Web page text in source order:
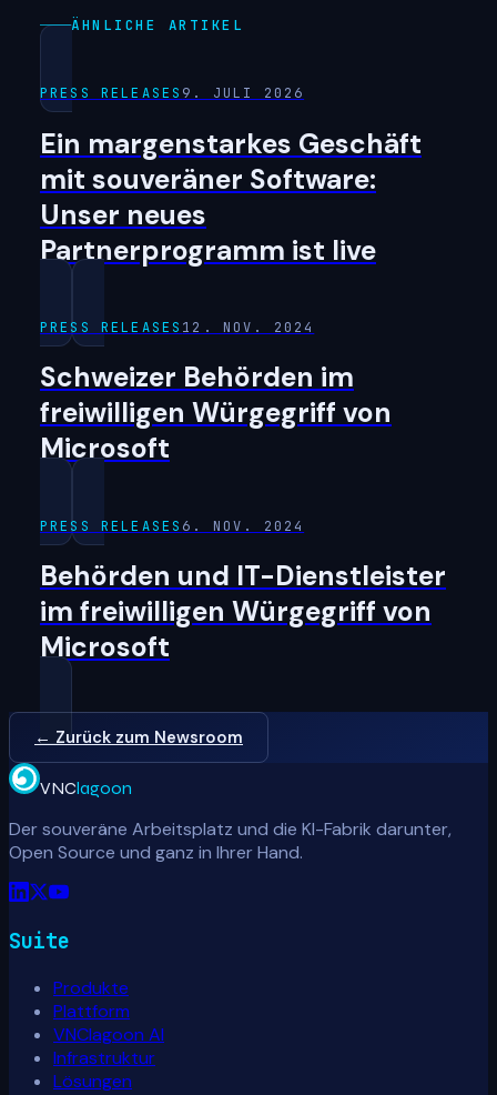
ÄHNLICHE ARTIKEL
PRESS RELEASES 9. JULI 2026
Ein margenstarkes Geschäft
mit souveräner Software:
Unser neues
Partnerprogramm ist live
PRESS RELEASES 12. NOV. 2024
Schweizer Behörden im
freiwilligen Würgegriff von
Microsoft
PRESS RELEASES 6. NOV. 2024
Behörden und IT-Dienstleister
im freiwilligen Würgegriff von
Microsoft
← Zurück zum Newsroom
VNClagoon
Der souveräne Arbeitsplatz und die KI-Fabrik darunter,
Open Source und ganz in Ihrer Hand.
Suite
Produkte
Plattform
VNClagoon AI
Infrastruktur
Lösungen